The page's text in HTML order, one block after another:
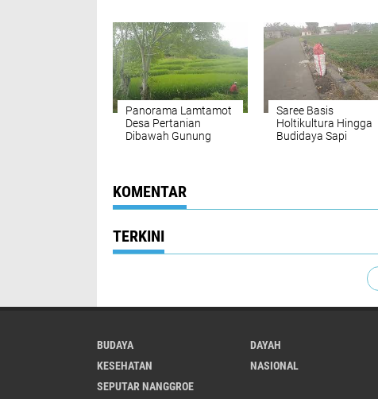
Panorama Lamtamot
Desa Pertanian
Dibawah Gunung
Saree Basis
Holtikultura Hingga
Budidaya Sapi
KOMENTAR
TERKINI
BUDAYA DAYAH
KESEHATAN
NASIONAL
SEPUTAR NANGGROE